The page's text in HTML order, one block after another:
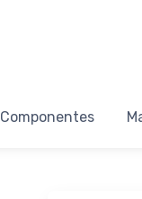
Componentes